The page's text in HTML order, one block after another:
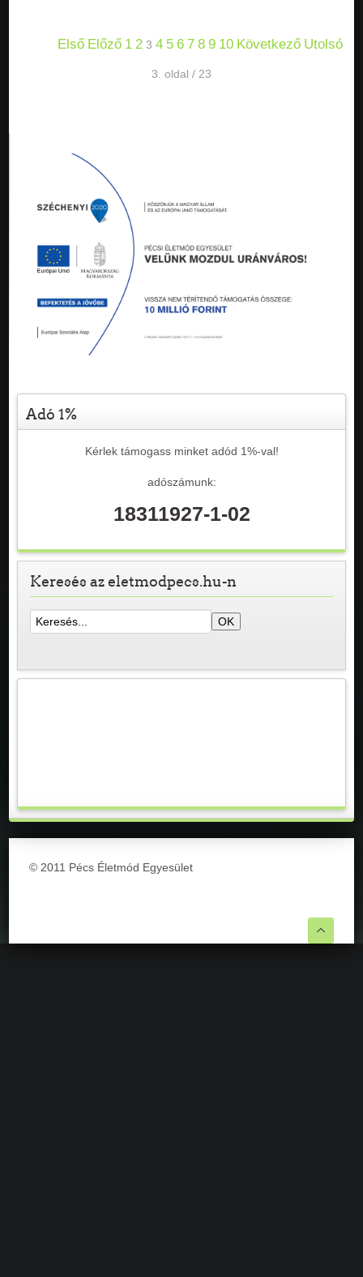
Első Előző 1 2 3 4 5 6 7 8 9 10 Következő Utolsó
3. oldal / 23
Adó 1%
Kérlek támogass minket adód 1%-val!
adószámunk:
18311927-1-02
Keresés az eletmodpecs.hu-n
© 2011 Pécs Életmód Egyesület